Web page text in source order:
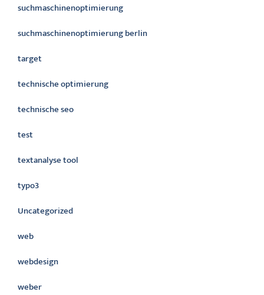
suchmaschinenoptimierung
suchmaschinenoptimierung berlin
target
technische optimierung
technische seo
test
textanalyse tool
typo3
Uncategorized
web
webdesign
weber